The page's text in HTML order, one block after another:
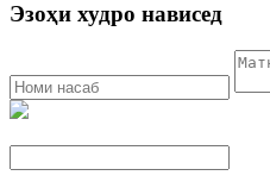
Эзоҳи худро нависед